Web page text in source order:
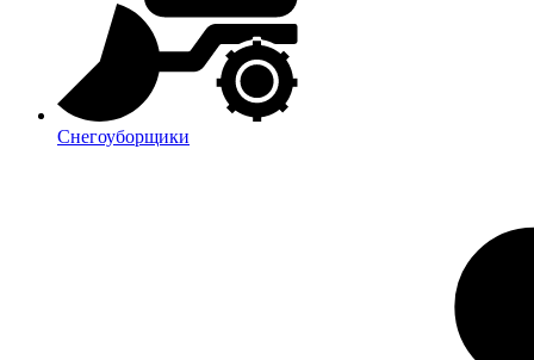
Снегоуборщики